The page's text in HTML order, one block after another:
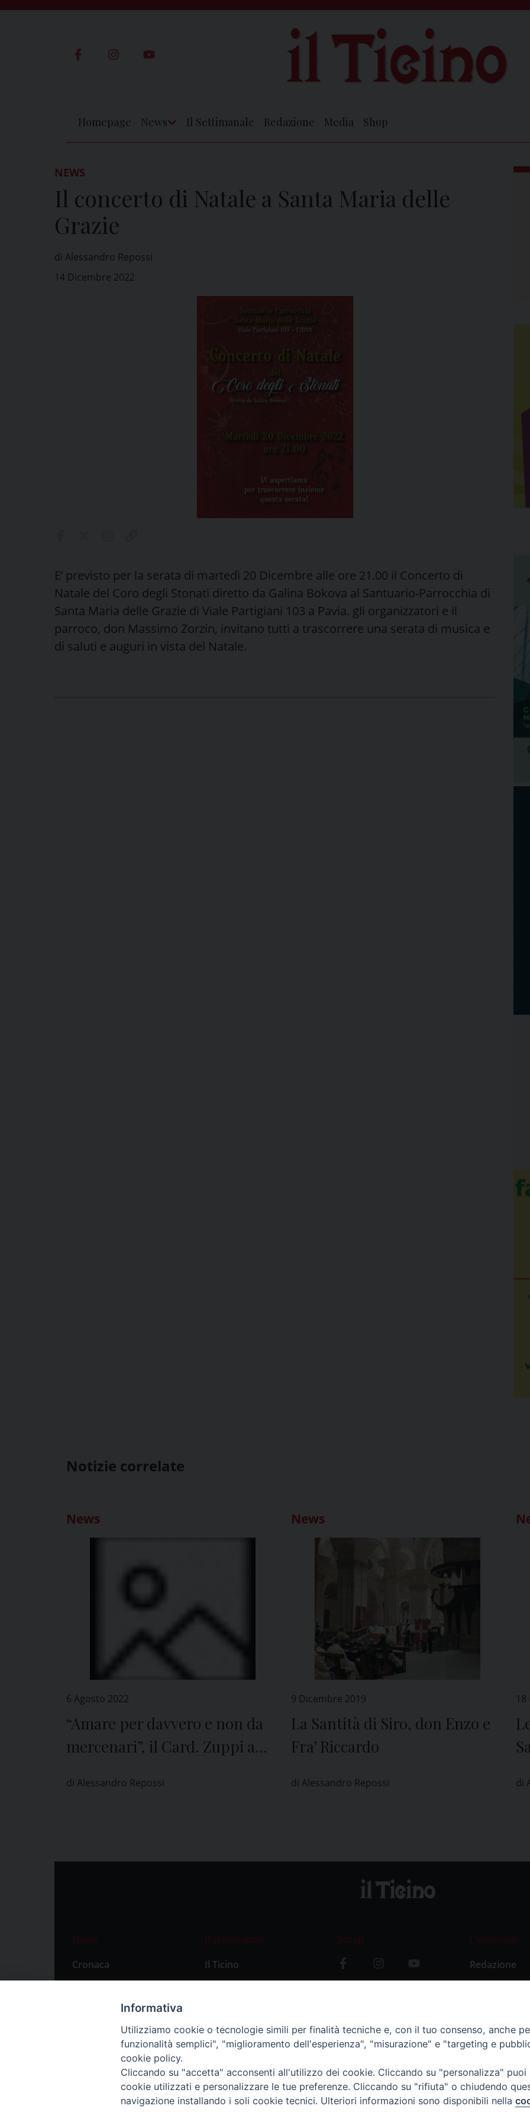
Homepage News Il Settimanale Redazione Media Shop
NEWS
Il concerto di Natale a Santa Maria delle
Grazie
di Alessandro Repossi
14 Dicembre 2022
E’ previsto per la serata di martedì 20 Dicembre alle ore 21.00 il Concerto di
Natale del Coro degli Stonati diretto da Galina Bokova al Santuario-Parrocchia di
Santa Maria delle Grazie di Viale Partigiani 103 a Pavia. gli organizzatori e il
parroco, don Massimo Zorzin, invitano tutti a trascorrere una serata di musica e
di saluti e auguri in vista del Natale.
Notizie correlate
News
6 Agosto 2022
“Amare per davvero e non da
mercenari”, il Card. Zuppi a
di Alessandro Repossi
News
9 Dicembre 2019
La Santità di Siro, don Enzo e
Fra’ Riccardo
di Alessandro Repossi di
News
Cronaca
Attualità
Primo Piano
Il settimanale
Il Ticino
Abbonamenti
Social
L’editoriale
Redazione
Storia
Informativa
Utilizziamo cookie o tecnologie simili per finalità tecniche e, con il tuo consenso, anche
funzionalità semplici", "miglioramento dell'esperienza", "misurazione" e "targeting e
cookie policy.
Cliccando su "accetta" acconsenti all'utilizzo dei cookie. Cliccando su "personalizza"
cookie utilizzati e personalizzare le tue preferenze. Cliccando su "rifiuta" o chiudendo
navigazione installando i soli cookie tecnici. Ulteriori informazioni sono disponibili nella